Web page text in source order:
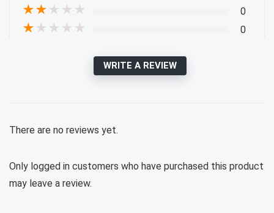
★★ ★ ★ ★ 0
★ ★ ★ ★ ★ 0
WRITE A REVIEW
There are no reviews yet.
Only logged in customers who have purchased this product
may leave a review.